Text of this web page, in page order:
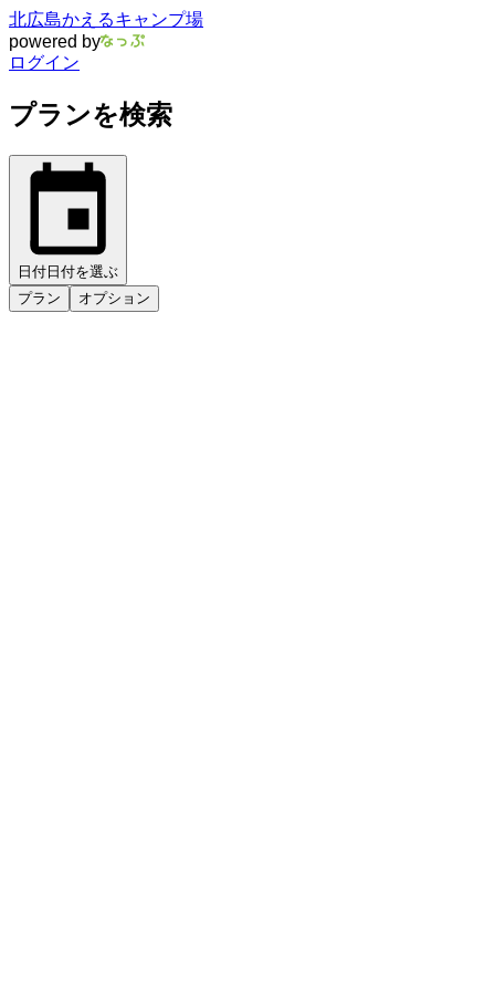
北広島かえるキャンプ場
powered by
ログイン
プランを検索
日付 日付を選ぶ
プラン
オプション